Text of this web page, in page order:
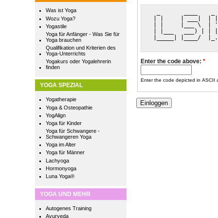
Was ist Yoga
Wozu Yoga?
Yogastile
Yoga für Anfänger - Was Sie für
Yoga brauchen
Qualifikation und Kriterien des
Yoga-Unterrichts
Yogakurs oder Yogalehrerin
finden
YOGA SPEZIAL
Yogatherapie
Yoga & Osteopathie
YogAlign
Yoga für Kinder
Yoga für Schwangere -
Schwangeren Yoga
Yoga im Alter
Yoga für Männer
Lachyoga
Hormonyoga
Luna Yoga®
YOGA UND MEHR
Autogenes Training
Ayurveda
| |     | ___|  |
| |     |___ \  |
| |___   ___) |
|_____| |____/
Enter the code above: *
Enter the code depicted in ASCII